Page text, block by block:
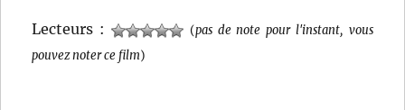
Lecteurs : (pas de note pour l'instant, vous
pouvez noter ce film)